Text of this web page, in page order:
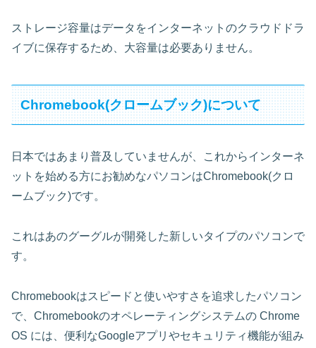
ストレージ容量はデータをインターネットのクラウドドラ
イブに保存するため、大容量は必要ありません。
Chromebook(クロームブック)について
日本ではあまり普及していませんが、これからインターネ
ットを始める方にお勧めなパソコンはChromebook(クロ
ームブック)です。
これはあのグーグルが開発した新しいタイプのパソコンで
す。
Chromebookはスピードと使いやすさを追求したパソコン
で、Chromebookのオペレーティングシステムの Chrome
OS には、便利なGoogleアプリやセキュリティ機能が組み